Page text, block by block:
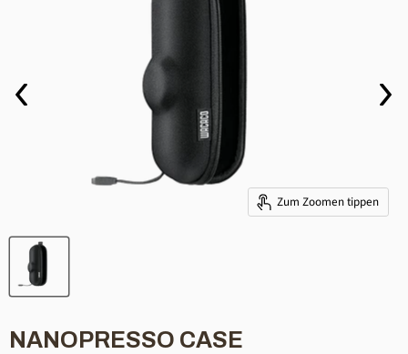
Zum Zoomen tippen
NANOPRESSO CASE